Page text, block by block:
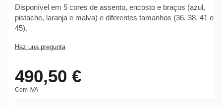
Disponível em 5 cores de assento, encosto e braços (azul,
pistache, laranja e malva) e diferentes tamanhos (36, 38, 41 e
45).
Haz una pregunta
490,50 €
Com IVA